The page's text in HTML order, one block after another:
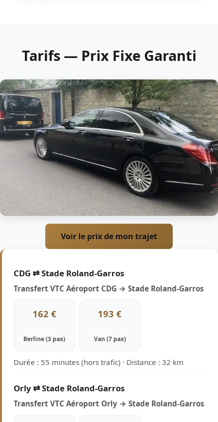
Tarifs — Prix Fixe Garanti
Voir le prix de mon trajet
CDG ⇄ Stade Roland-Garros
Transfert VTC Aéroport CDG → Stade Roland-Garros
162 €
Berline (3 pax)
193 €
Van (7 pax)
Durée : 55 minutes (hors trafic) · Distance : 32 km
Orly ⇄ Stade Roland-Garros
Transfert VTC Aéroport Orly → Stade Roland-Garros